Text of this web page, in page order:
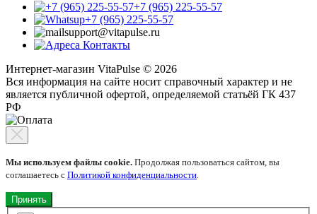
+7 (965) 225-55-57
+7 (965) 225-55-57
support@vitapulse.ru
Контакты
Интернет-магазин VitaPulse © 2026
Вся информация на сайте носит справочный характер и не
является публичной офертой, определяемой статьёй ГК 437
РФ
Мы используем файлы cookie. Продолжая пользоваться сайтом, вы
соглашаетесь с Политикой конфиденциальности.
Принять